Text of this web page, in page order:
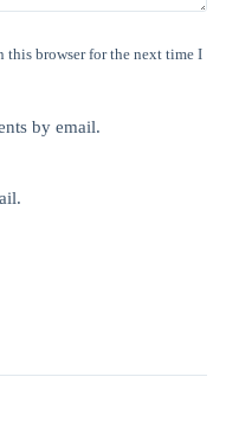
this browser for the next time I
by email.